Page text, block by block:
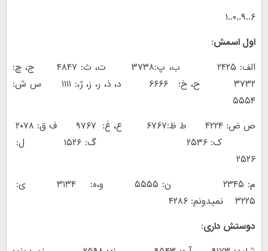
۶..۹..۰..۱
اول اسمش:
الف: ۲۴۲۵ ب، پ:۳۷۳۸ ت، ث: ۴۸۴۷ ج، چ:
۳۷۳۲ ح، خ: ۶۶۶۶ د، ذ، ر، ز، ژ،: ۱۱۱۱ س ش:
۵۵۵۴
ص ض: ۴۲۲۴ ط ظ:۶۷۶۷ ع، غ: ۹۷۶۷ ف ق: ۲۰۷۸
ک: ۲۵۳۶ گ: ۱۵۲۶ ل:
۲۵۲۶
م: ۲۳۴۵ ن: ۵۵۵۵ و،ه: ۳۱۳۴ ی:
۳۲۲۵ نمیدونم: ۴۲۸۶
دوستش داری: